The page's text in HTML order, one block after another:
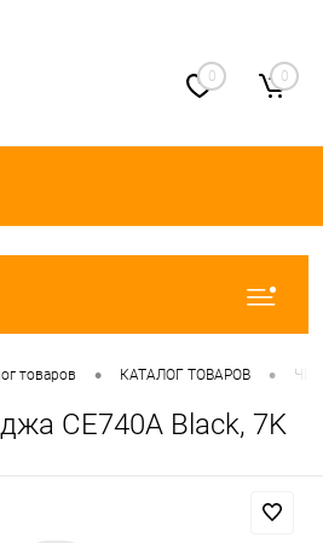
0 0
товаров • КАТАЛОГ ТОВАРОВ •
CE740A Black, 7K